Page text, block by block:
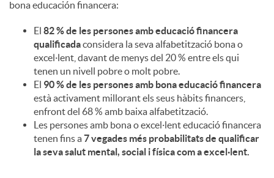
bona educación financera:
El 82 % de les persones amb educació financera
qualificadaconsidera la seva alfabetització bona o
excel·lent, davant de menys del 20 % entre els qui
tenen un nivell pobre o molt pobre.
El 90 % de les persones amb bona educació financera
està activament millorant els seus hàbits financers,
enfront del 68 % amb baixa alfabetització.
Les persones amb bona o excel·lent educació financera
tenen fins a7 vegades més probabilitats de qualificar
la seva salut mental, social i física com a excel·lent.